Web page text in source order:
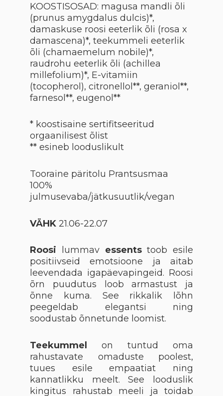
KOOSTISOSAD: magusa mandli õli
(prunus amygdalus dulcis)*,
damaskuse roosi eeterlik õli (rosa x
damascena)*, teekummeli eeterlik
õli (chamaemelum nobile)*,
raudrohu eeterlik õli (achillea
millefolium)*, E-vitamiin
(tocopherol), citronellol**, geraniol**,
farnesol**, eugenol**
* koostisaine sertifitseeritud
orgaanilisest õlist
** esineb looduslikult
Tooraine päritolu Prantsusmaa
100%
julmusevaba/jätkusuutlik/vegan
VÄHK 21.06-22.07
Roosi lummav essentstoob esile
positiivseid emotsioone ja aitab
leevendada igapäevapingeid. Roosi
õrn puudutus loob armastust ja
õnne kuma. See rikkalik lõhn
peegeldab elegantsi ning
soodustab õnnetunde loomist.
Teekummel
on tuntud oma
rahustavate omaduste poolest,
tuues esile empaatiat ning
kannatlikku meelt. See looduslik
kingitus rahustab meeli ja toidab